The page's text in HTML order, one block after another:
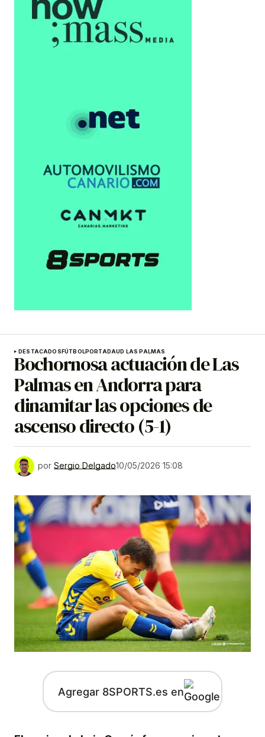
DESTACADOSFÚTBOLPORTADAUD LAS PALMAS
Bochornosa actuación de Las
Palmas en Andorra para
dinamitar las opciones de
ascenso directo (5-1)
por Sergio Delgado10/05/2026 15:08
Agregar 8SPORTS.es en